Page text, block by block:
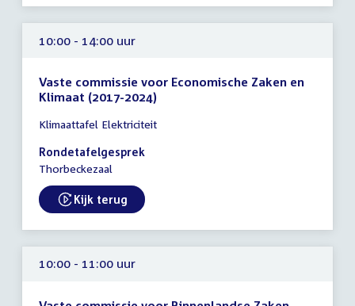
11:00
uur
10:00 - 14:00 uur
Vaste commissie voor Economische Zaken en
Klimaat (2017-2024)
vergadering
10:00
-
uur
Klimaattafel Elektriciteit
Rondetafelgesprek
Thorbeckezaal
External link:
Kijk terug
10:00 - 11:00 uur